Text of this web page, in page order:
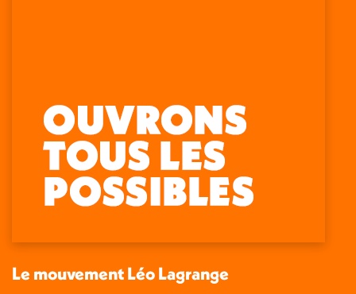
Retrouvez-nous sur :
Facebook
s'ouvre
une
fenêtre
La
page
X
s'ouvre
une
fenêtre
La
page
LinkedIn
s'ouvre
une
fenêtre
La
page
Instagram
s'ouvre
une
nouvelle
fenêtre
Le mouvement Léo Lagrange